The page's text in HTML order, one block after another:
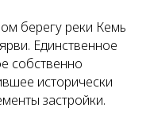
берегу реки Кемь
Единственное
собственно
исторически
застройки.